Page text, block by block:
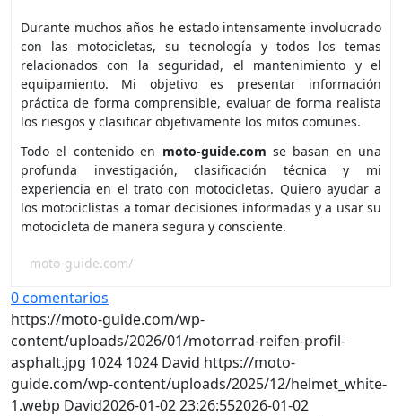
Durante muchos años he estado intensamente involucrado
con las motocicletas, su tecnología y todos los temas
relacionados con la seguridad, el mantenimiento y el
equipamiento. Mi objetivo es presentar información
práctica de forma comprensible, evaluar de forma realista
los riesgos y clasificar objetivamente los mitos comunes.
Todo el contenido en moto-guide.com se basan en una
profunda investigación, clasificación técnica y mi
experiencia en el trato con motocicletas. Quiero ayudar a
los motociclistas a tomar decisiones informadas y a usar su
motocicleta de manera segura y consciente.
moto-guide.com/
0 comentarios
https://moto-guide.com/wp-
content/uploads/2026/01/motorrad-reifen-profil-
asphalt.jpg 1024 1024 David https://moto-
guide.com/wp-content/uploads/2025/12/helmet_white-
1.webp David2026-01-02 23:26:552026-01-02